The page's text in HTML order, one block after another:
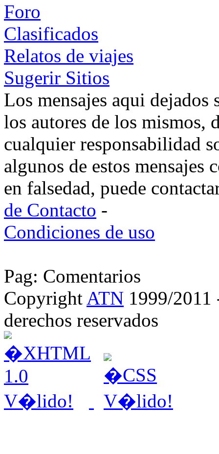
Foro
Clasificados
Relatos de viajes
Sugerir Sitios
Los mensajes aqui
los autores de los mismos,
cualquier responsabilidad
algunos de estos
en falsedad, puede
de Contacto -
Condiciones de uso
Pag: Comentarios
Copyright ATN 1999/2011
derechos reservados